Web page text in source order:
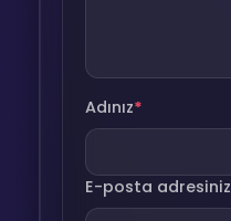
Adınız*
E-posta adresiniz